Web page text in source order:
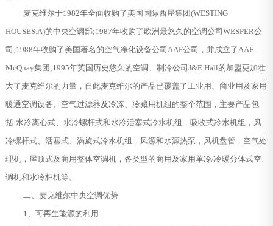
麦克维尔于1982年全面收购了美国国际西屋集团(WESTING
HOUSES.A)的中央空调部;1987年收购了欧洲最悠久的空调公司WESPER公
司;1988年收购了美国著名的空气净化设备公司AAF公司，并成立了AAF--
McQuay集团;1995年英国历史悠久的空调、制冷公司J&E Hall的加盟更加壮
大了麦克维尔的力量，自此麦克维尔的产品已覆盖了工业用、商业用及家用
暖通空调设备、空气过滤器及冷冻、冷藏用机组的整个范围，主要产品包
括:水冷离心式、水冷螺杆式和水冷活塞式冷水机组，吸收式冷水机组，风
冷螺杆式、活塞式、涡旋式冷水机组，风源和水源热泵，风机盘管，空气处
理机，屋顶式及商用整体空调机，各类型的商用及家用单冷/冷暖分体式空
调机和水冷柜机等。
二、麦克维尔中央空调优势
1、可再生能源的利用